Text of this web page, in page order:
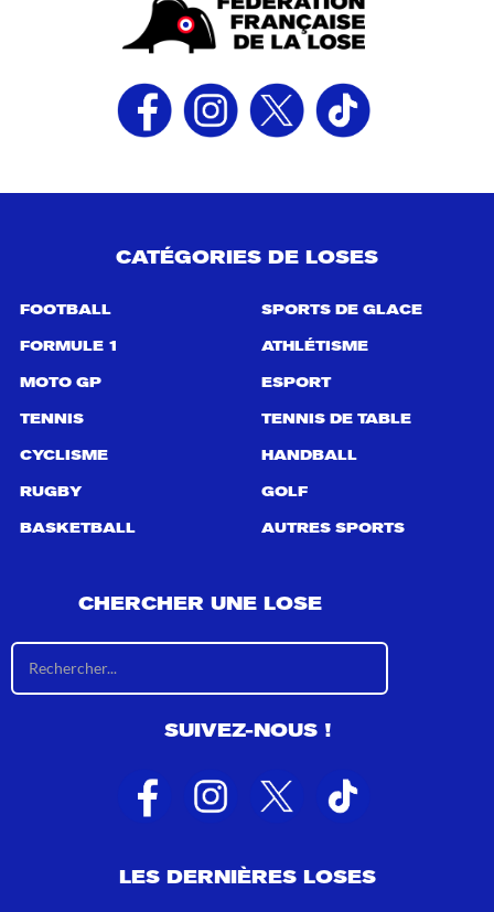
CATÉGORIES DE LOSES
FOOTBALL
FORMULE 1
MOTO GP
TENNIS
CYCLISME
RUGBY
BASKETBALL
SPORTS DE GLACE
ATHLÉTISME
ESPORT
TENNIS DE TABLE
HANDBALL
GOLF
AUTRES SPORTS
CHERCHER UNE LOSE
s
l
a
t
s
r
SUIVEZ-NOUS !
LES DERNIÈRES LOSES